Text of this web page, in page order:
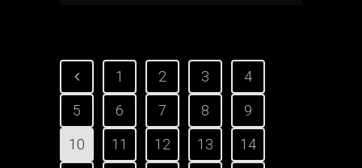
1 2 3
4
5
6 7 8
9
10
11 12 13
14